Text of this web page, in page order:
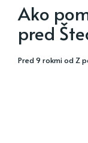
Ako
pred
pred 9 rokmiodZ